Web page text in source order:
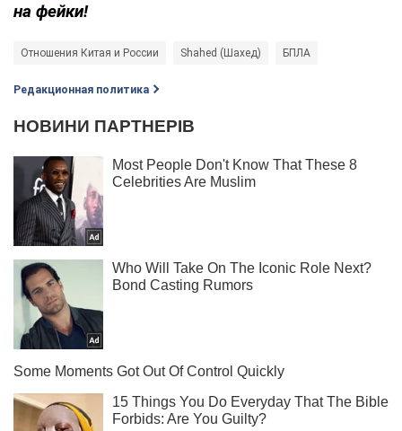
на фейки!
Отношения Китая и России Shahed (Шахед) БПЛА
Редакционная политика